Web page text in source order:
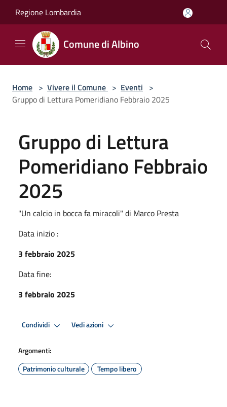
Regione Lombardia
Comune di Albino
Home > Vivere il Comune > Eventi >
Gruppo di Lettura Pomeridiano Febbraio 2025
Gruppo di Lettura
Pomeridiano Febbraio
2025
"Un calcio in bocca fa miracoli" di Marco Presta
Data inizio :
3 febbraio 2025
Data fine:
3 febbraio 2025
Condividi Vedi azioni
Argomenti:
Patrimonio culturale
Tempo libero